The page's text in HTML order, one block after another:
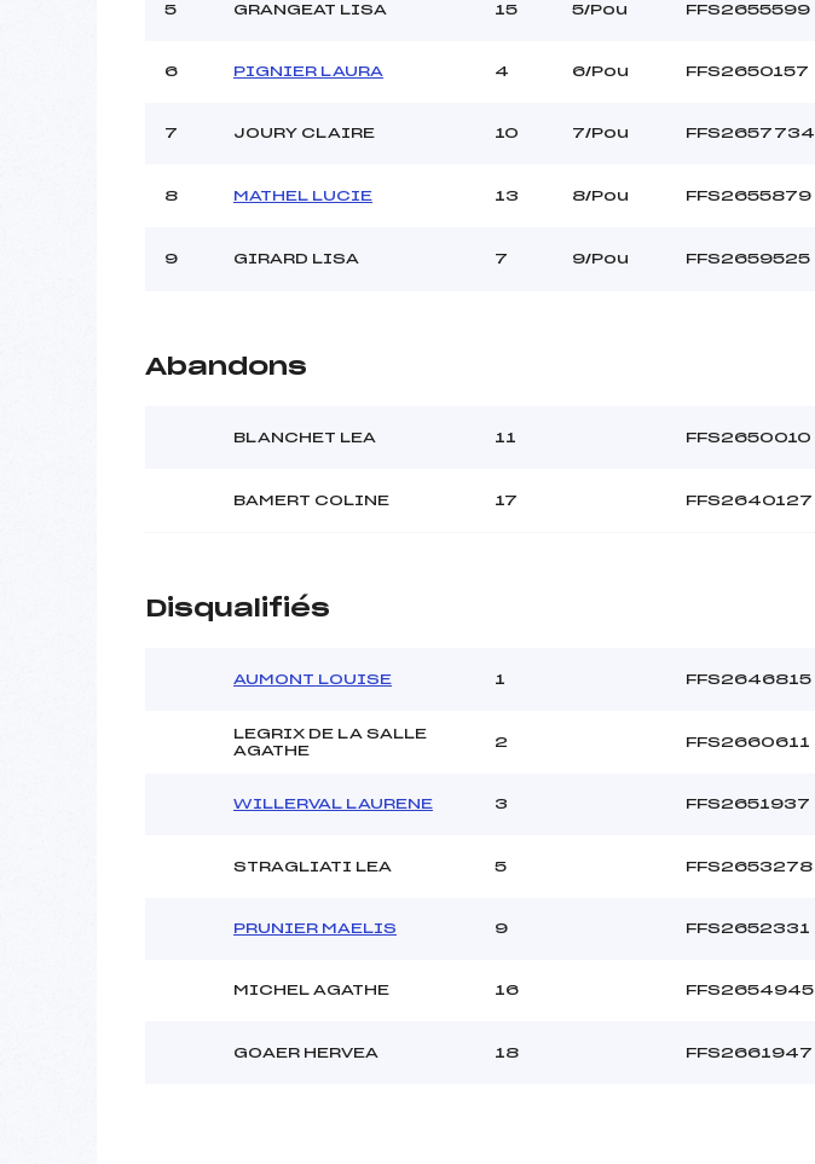
Pénalité appliquée :
200.7600
5 GRANGEAT LISA 15 5/Pou FFS2655599
6 PIGNIER LAURA 4 6/Pou FFS2650157
7 JOURY CLAIRE 10 7/Pou FFS2657734
8 MATHEL LUCIE 13 8/Pou FFS2655879
9 GIRARD LISA 7 9/Pou FFS2659525
Abandons
BLANCHET LEA 11 FFS2650010
BAMERT COLINE 17 FFS2640127
Disqualifiés
AUMONT LOUISE 1 FFS2646815
LEGRIX DE LA SALLE
AGATHE
2 FFS2660611
WILLERVAL LAURENE 3 FFS2651937
STRAGLIATI LEA 5 FFS2653278
PRUNIER MAELIS 9 FFS2652331
MICHEL AGATHE 16 FFS2654945
GOAER HERVEA 18 FFS2661947